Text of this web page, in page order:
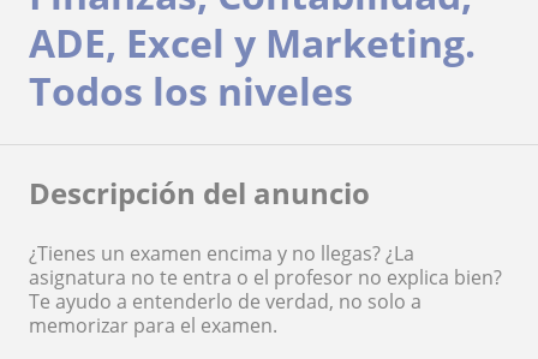
ADE, Excel y Marketing.
Todos los niveles
Descripción del anuncio
¿Tienes un examen encima y no llegas? ¿La
asignatura no te entra o el profesor no explica bien?
Te ayudo a entenderlo de verdad, no solo a
memorizar para el examen.